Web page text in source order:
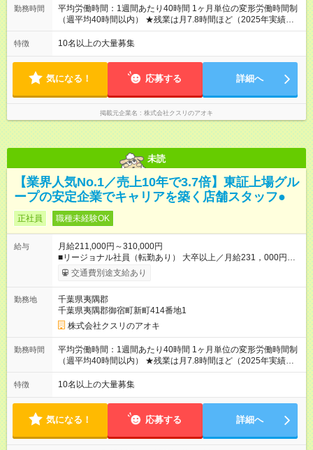
給与が支払われ、昇格試験なく役職に就いた時点で年収がUPす
る制度です。 約4割の社員が入社3年目で店長に就いています。
勤務時間
平均労働時間：1週間あたり40時間 1ヶ月単位の変形労働時間制
（週平均40時間以内） ★残業は月7.8時間ほど（2025年実績）
＜店舗の基本営業時間＞ 9時～22時 ※勤務時間は店舗により異
なります。 ＜シフト例＞ 早番：8時00分～17時00分 中番：11
1ヶ月単位の変形労働時間制（週平均40時間以内） ★残業は月
7.8時間ほど（2025年実績） ＜店舗の基本営業時間＞ 9時～22
時 ※勤務時間は店舗により異なります。 ＜シフト例＞ 早番：8
時00分～17時00分 中番：11時～20時 遅番：13時～22時
特徴 10名以上の大量募集
気になる！ 応募する 詳細へ
掲載元企業名 株式会社クスリのアオキ
未読
【業界人気No.1／売上10年で3.7倍】東証上場グル
ープの安定企業でキャリアを築く店舗スタッフ●
正社員 職種未経験OK
給与
月給211,000円～310,000円
■リージョナル社員（転勤あり） 大卒以上／月給231，000円～
310，000円 高卒以上／月給211，000円～310，000円 ★エリア
手当（石川県、富山県、福井県、岐阜県、群馬県、茨城県 月1
種手当あり ★登録販売者資格保持者には、別途月1万円支給（実
務経験がない方にも同額を支給） ※ただし、短時間勤務・早番
固定社員は当社規定に従い額が変動 ＝＝＝＝＝＝＝＝＝＝＝＝
＝＝ ★職務給制度で実力次第で収入アップ！ 職務内容に応じて
給与が支払われ、昇格試験なく役職に就いた時点で年収がUPす
る制度です。 約4割の社員が入社3年目で店長に就いています。
交通費別途支給あり
勤務地
千葉県夷隅郡
千葉県夷隅郡御宿町新町414番地1
株式会社クスリのアオキ
勤務時間
平均労働時間：1週間あたり40時間 1ヶ月単位の変形労働時間制
（週平均40時間以内） ★残業は月7.8時間ほど（2025年実績）
＜店舗の基本営業時間＞ 9時～22時 ※勤務時間は店舗により異
なります。 ＜シフト例＞ 早番：8時00分～17時00分 中番：11
1ヶ月単位の変形労働時間制（週平均40時間以内） ★残業は月
7.8時間ほど（2025年実績） ＜店舗の基本営業時間＞ 9時～22
時 ※勤務時間は店舗により異なります。 ＜シフト例＞ 早番：8
時00分～17時00分 中番：11時～20時 遅番：13時～22時
特徴 10名以上の大量募集
気になる！ 応募する 詳細へ